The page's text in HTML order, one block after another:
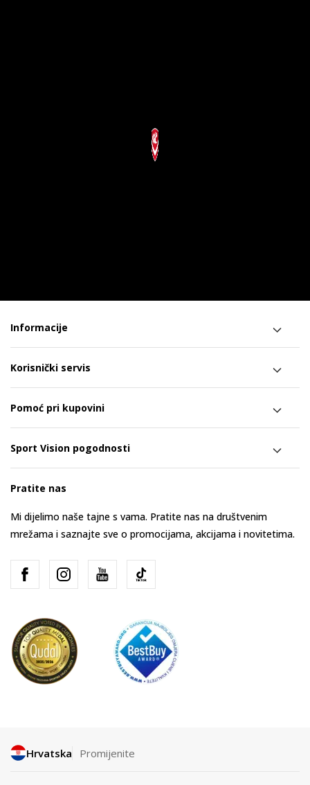
Informacije
Korisnički servis
Pomoć pri kupovini
Sport Vision pogodnosti
Pratite nas
Mi dijelimo naše tajne s vama. Pratite nas na društvenim
mrežama i saznajte sve o promocijama, akcijama i novitetima.
Hrvatska Promijenite